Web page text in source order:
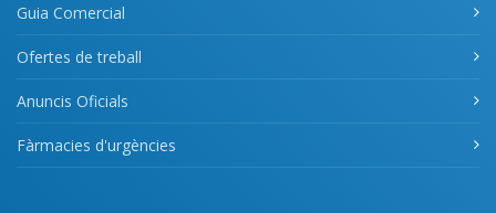
Guia Comercial
Ofertes de treball
Anuncis Oficials
Fàrmacies d'urgències